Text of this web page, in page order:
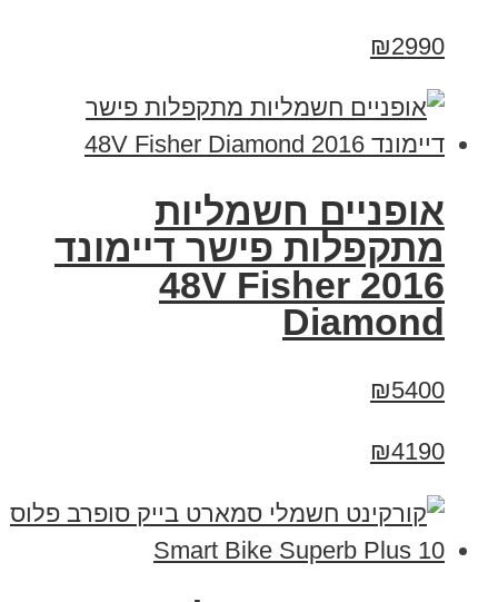
₪2990
אופניים חשמליות
מתקפלות פישר דיימונד
2016 48V Fisher
Diamond
₪5400
₪4190